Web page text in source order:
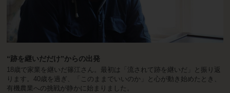
“跡を継いだだけ”からの出発
18歳で家業を継いだ篠江さん。最初は「流されて跡を継いだ」と振り返
ります。40歳を過ぎ、「このままでいいのか」と心が動き始めたとき、
有機農業への挑戦が静かに始まりました。